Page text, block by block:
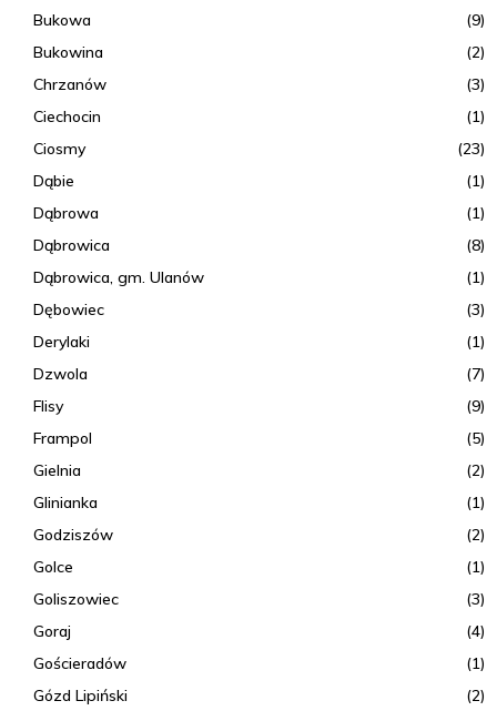
Bukowa
(9)
Bukowina
(2)
Chrzanów
(3)
Ciechocin
(1)
Ciosmy
(23)
Dąbie
(1)
Dąbrowa
(1)
Dąbrowica
(8)
Dąbrowica, gm. Ulanów
(1)
Dębowiec
(3)
Derylaki
(1)
Dzwola
(7)
Flisy
(9)
Frampol
(5)
Gielnia
(2)
Glinianka
(1)
Godziszów
(2)
Golce
(1)
Goliszowiec
(3)
Goraj
(4)
Gościeradów
(1)
Gózd Lipiński
(2)